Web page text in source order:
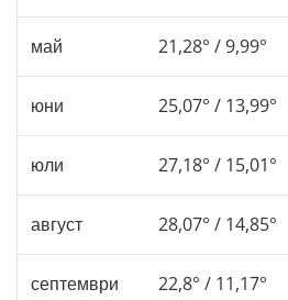
май 21,28° / 9,99°
юни 25,07° / 13,99°
юли 27,18° / 15,01°
август 28,07° / 14,85°
септември 22,8° / 11,17°